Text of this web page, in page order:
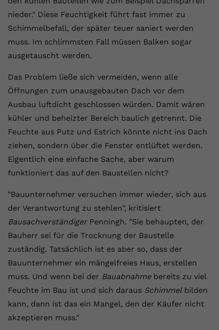
nieder." Diese Feuchtigkeit führt fast immer zu
Schimmelbefall, der später teuer saniert werden
muss. Im schlimmsten Fall müssen Balken sogar
ausgetauscht werden.
Das Problem ließe sich vermeiden, wenn alle
Öffnungen zum unausgebauten Dach vor dem
Ausbau luftdicht geschlossen würden. Damit wären
kühler und beheizter Bereich baulich getrennt. Die
Feuchte aus Putz und Estrich könnte nicht ins Dach
ziehen, sondern über die Fenster entlüftet werden.
Eigentlich eine einfache Sache, aber warum
funktioniert das auf den Baustellen nicht?
"Bauunternehmer versuchen immer wieder, sich aus
der Verantwortung zu stehlen", kritisiert
BausachverständigerPenningh. "Sie behaupten, der
Bauherr sei für die Trocknung der Baustelle
zuständig. Tatsächlich ist es aber so, dass der
Bauunternehmer ein mängelfreies Haus, erstellen
muss. Und wenn bei der Bauabnahmebereits zu viel
Feuchte im Bau ist und sich daraus Schimmelbilden
kann, dann ist das ein Mangel, den der Käufer nicht
akzeptieren muss."
Name yt.innertube::requests
Laufzeit Session
Dieser von YouTube gesetzte Cookie
registriert eine eindeutige ID, um
Videos von YouTube der Nutzer
gesehen hat.
Anbieter Youtube.com
Laufzeit Session
Zweck
Dieser von YouTube gesetzte Cookie
registriert eine eindeutige ID, um
Daten darüber zu speichern, welche
Videos von YouTube der Nutzer
gesehen hat.
Name yt-remote-connected-devices
Youtube.com